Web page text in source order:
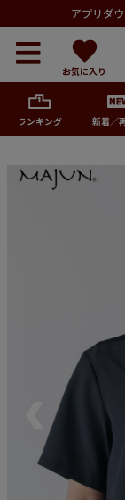
アプリダ
お気に入り
ランキング 新着／
ランキング
新商品
再入荷商品